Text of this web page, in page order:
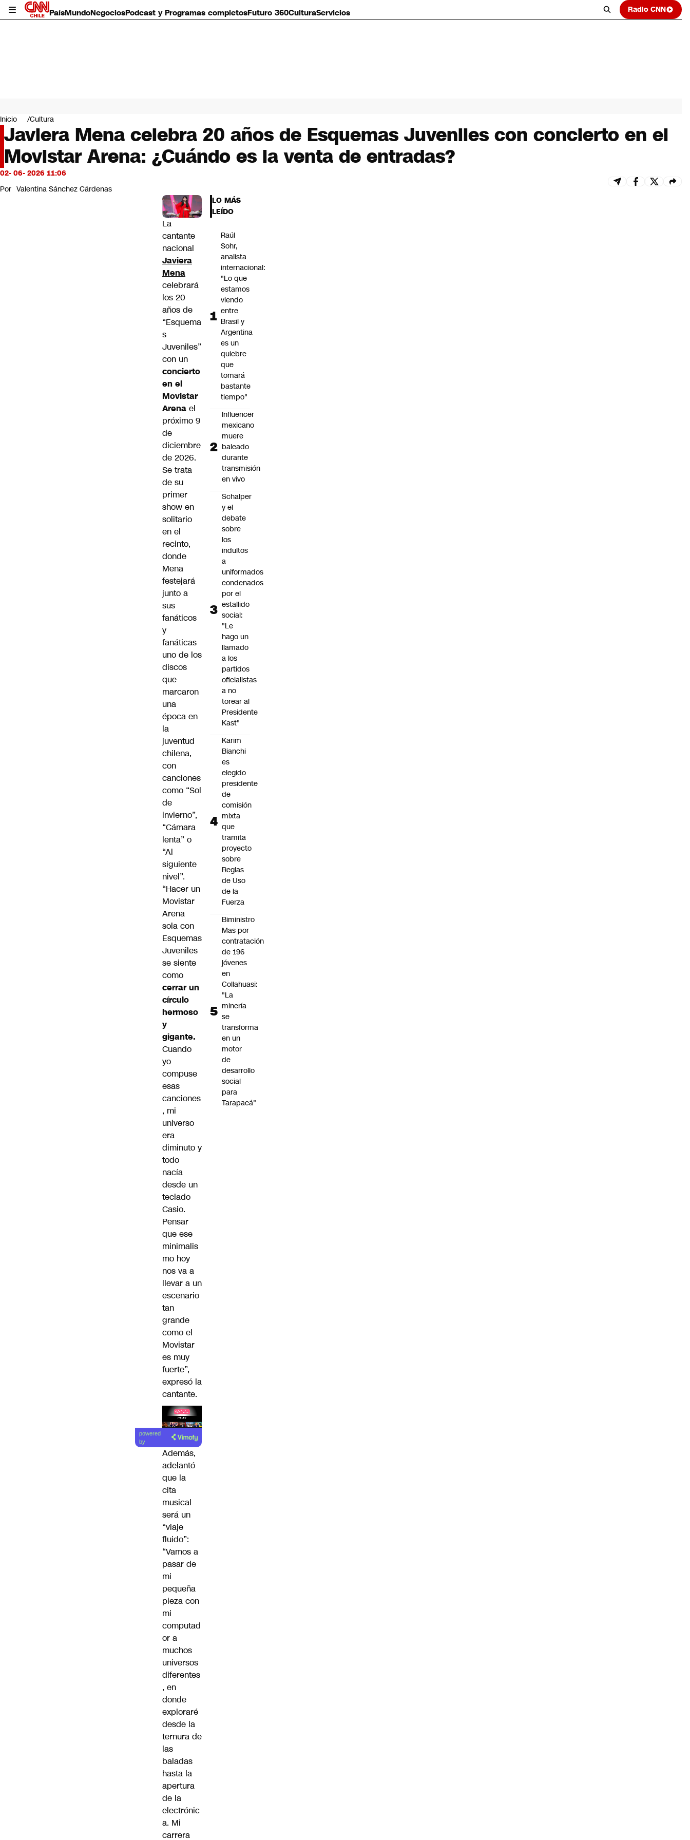
PaísMundoNegociosPodcast y Programas completosFuturo 360CulturaServicios Radio CNN
Mundo
Negocios
Deportes
Programas completos
Cultura
Servicios
Bits
CNN Data
Inicio Cultura
Javiera Mena celebra 20 años de Esquemas Juveniles con concierto en el
Movistar Arena: ¿Cuándo es la venta de entradas?
02- 06- 2026 11:06
Por Valentina Sánchez Cárdenas
La
cantante
nacional
Javiera
Mena
celebrará
los 20
años de
“Esquema
s
Juveniles”
con un
concierto
en el
Movistar
Arena el
próximo 9
de
diciembre
de 2026.
Se trata
de su
primer
show en
solitario
en el
recinto,
donde
Mena
festejará
junto a
sus
fanáticos
y
fanáticas
uno de los
discos
que
marcaron
una
época en
la
juventud
chilena,
con
canciones
como “Sol
de
invierno”,
“Cámara
lenta” o
“Al
siguiente
nivel”.
“Hacer un
Movistar
Arena
sola con
Esquemas
Juveniles
se siente
como
cerrar un
círculo
hermoso
y
gigante.
Cuando
yo
compuse
esas
canciones
, mi
universo
era
diminuto y
todo
nacía
desde un
teclado
Casio.
Pensar
que ese
minimalis
mo hoy
nos va a
llevar a un
escenario
tan
grande
como el
Movistar
es muy
fuerte”,
expresó la
cantante.
Lea el
artículo
powered
by
Además,
adelantó
que la
cita
musical
será un
“viaje
fluido”:
“Vamos a
pasar de
mi
pequeña
pieza con
mi
computad
or a
muchos
universos
diferentes
, en
donde
exploraré
desde la
ternura de
las
baladas
hasta la
apertura
de la
electrónic
a. Mi
carrera
LO MÁS
LEÍDO
Raúl
Sohr,
analista
internacional:
"Lo que
estamos
viendo
entre
Brasil y
Argentina
es un
quiebre
que
tomará
bastante
tiempo"
Influencer
mexicano
muere
baleado
durante
transmisión
en vivo
Schalper
y el
debate
sobre
los
indultos
a
uniformados
condenados
por el
estallido
social:
"Le
hago un
llamado
a los
partidos
oficialistas
a no
torear al
Presidente
Kast"
Karim
Bianchi
es
elegido
presidente
de
comisión
mixta
que
tramita
proyecto
sobre
Reglas
de Uso
de la
Fuerza
Biministro
Mas por
contratación
de 196
jóvenes
en
Collahuasi:
"La
minería
se
transforma
en un
motor
de
desarrollo
social
para
Tarapacá"